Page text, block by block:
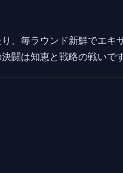
、毎ラウンド新鮮でエ
闘は知恵と戦略の戦いで